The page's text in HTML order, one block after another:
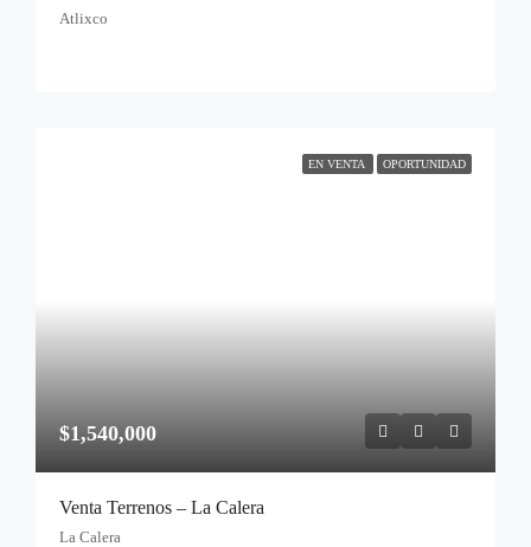
Atlixco
EN VENTA OPORTUNIDAD
$1,540,000
Venta Terrenos – La Calera
La Calera